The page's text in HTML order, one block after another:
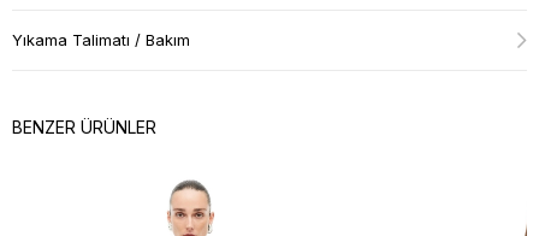
Yıkama Talimatı / Bakım
BENZER ÜRÜNLER